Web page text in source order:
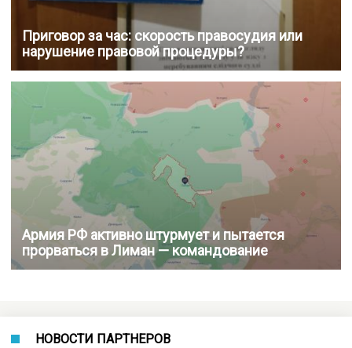
Приговор за час: скорость правосудия или
нарушение правовой процедуры?
Армия РФ активно штурмует и пытается
прорваться в Лиман — командование
НОВОСТИ ПАРТНЕРОВ